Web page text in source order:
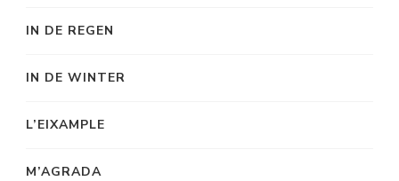
IN DE REGEN
IN DE WINTER
L’EIXAMPLE
M’AGRADA